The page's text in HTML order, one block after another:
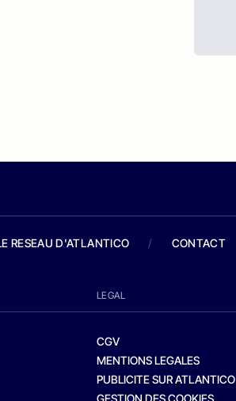
RESEAU D'ATLANTICO / CONTACT
LEGAL
CGV
MENTIONS LEGALES
PUBLICITE SUR ATLANTICO
GESTION DES COOKIES